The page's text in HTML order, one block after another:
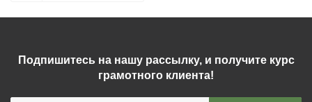
Подпишитесь на нашу рассылку, и получите курс
грамотного клиента!